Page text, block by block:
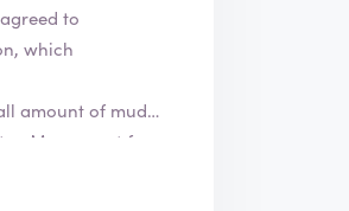
to
which
amount of mud
My request for a